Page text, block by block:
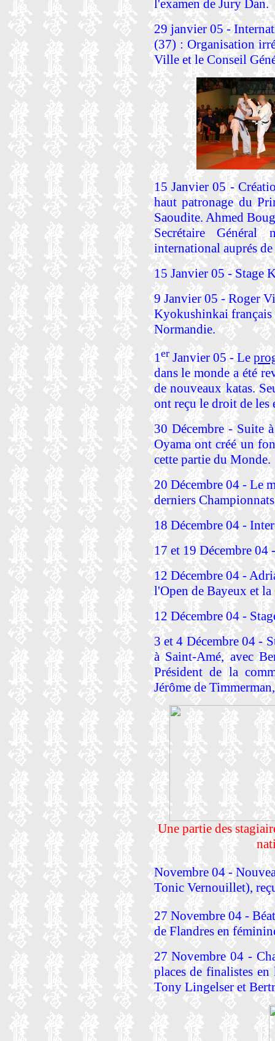
l'examen de Jury Dan.
29 janvier 05 -
(37) : Organisation
Ville et le Conseil
15 Janvier 05 -
haut patronage du
Saoudite. Ahmed
Secrétaire Général
international auprés
15 Janvier 05 - Stage
9 Janvier 05 - Roger
Kyokushinkai
Normandie.
1erJanvier 05 - Le
dans le monde a été
de nouveaux katas.
ont reçu le droit de les
30 Décembre - Suite
Oyama ont créé un
cette partie du Monde.
20 Décembre 04 - Le
derniers
18 Décembre 04 -
17 et 19 Décembre 04
12 Décembre 04 -
l'Open de Bayeux et
12 Décembre 04 -
3 et 4 Décembre 04 -
à Saint-Amé, avec
Président de la
Jérôme de
Une partie des
Novembre 04 -
Tonic Vernouillet),
27 Novembre 04 -
de Flandres en
27 Novembre 04 -
places de finalistes
Tony Lingelser et